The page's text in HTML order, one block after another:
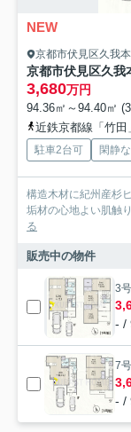
NEW
京都市伏見区久我
京都市伏見区久
3,680万円
94.36㎡～94.40㎡
近鉄京都線「竹
駐車2台可 閑静
構造木材に紀州産杉
垢材の心地よい肌触
る
販売中の物件
3
- /
7
- /